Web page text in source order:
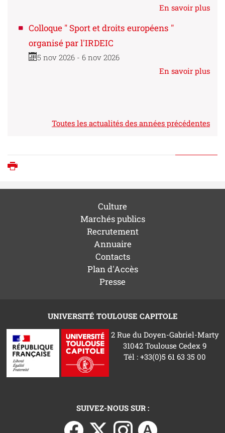
En savoir plus
Colloque " Sport et droits européens "
organisé par l'IRDEIC
5 nov 2026 - 6 nov 2026
En savoir plus
Toutes les actualités des années précédentes
Culture
Marchés publics
Recrutement
Annuaire
Contacts
Plan d'Accès
Presse
UNIVERSITÉ TOULOUSE CAPITOLE
2 Rue du Doyen-Gabriel-Marty
31042 Toulouse Cedex 9
Tél : +33(0)5 61 63 35 00
SUIVEZ-NOUS SUR :